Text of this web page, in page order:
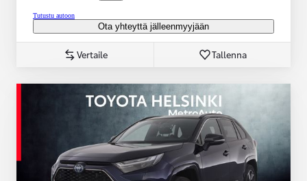
Tutustu autoon
Ota yhteyttä jälleenmyyjään
Vertaile Tallenna